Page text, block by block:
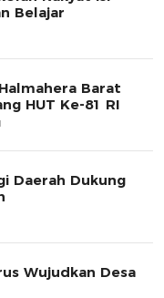
Belajar
Barat
HUT Ke-81 RI
Daerah Dukung
Wujudkan Desa